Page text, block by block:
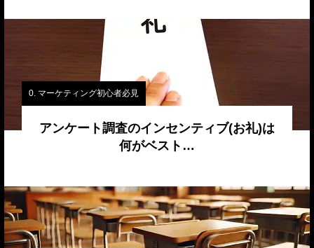
0. マーケティング初心者必見
アンケート調査のインセンティブ(お礼)は
何がベスト…